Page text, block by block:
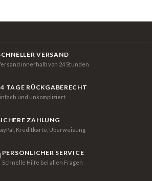
VERSAND
innerhalb von 24 Stunden
TAGE RÜCKGABERECHT
und unkompliziert
ZAHLUNG
Kreditkarte, Überweisung
PERSÖNLICHER SERVICE
Schnelle Hilfe bei allen Fragen